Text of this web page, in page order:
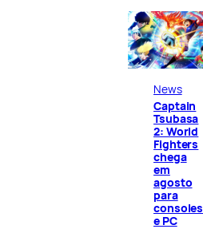
News
Captain
Tsubasa
2: World
Fighters
chega
em
agosto
para
consoles
e PC